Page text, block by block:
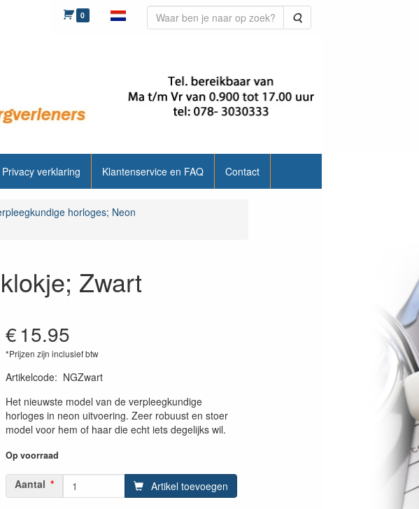
0 Zoeken
Privacy verklaring Klantenservice en FAQ Contact
horloges; Neon
Zwart
€15.95
*Prijzen zijn inclusief btw
Artikelcode: NGZwart
Het nieuwste model van de verpleegkundige
horloges in neon uitvoering. Zeer robuust en stoer
model voor hem of haar die echt iets degelijks wil.
Op voorraad
Aantal Artikel toevoegen